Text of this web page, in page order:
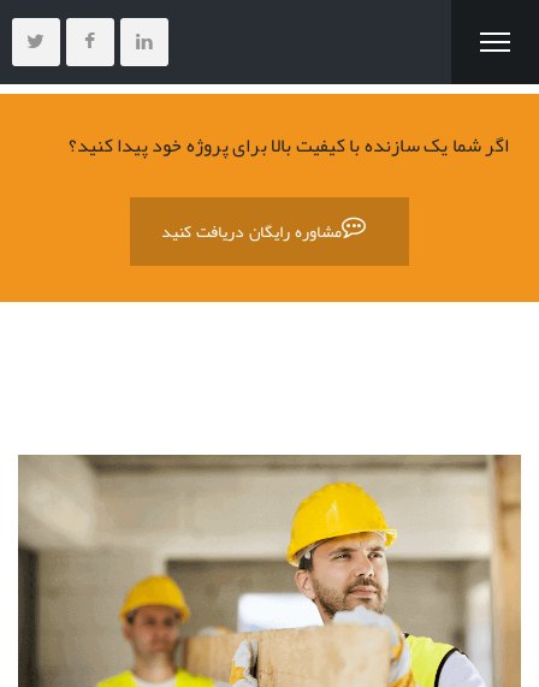
اگر شما یک سازنده با کیفیت بالا برای پروژه خود پیدا کنید؟
مشاوره رایگان دریافت کنید